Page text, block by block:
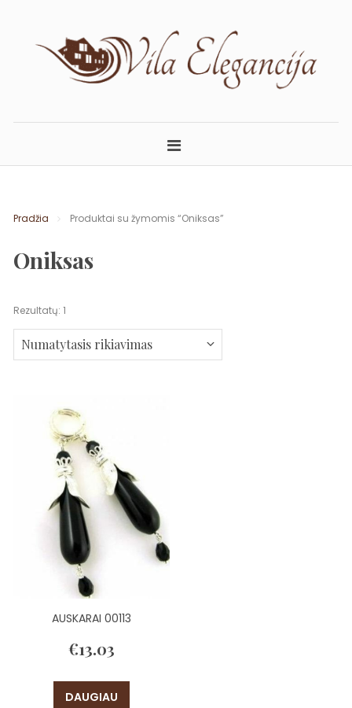
content
ELEGANCIJA.LT
Pradžia Produktai su žymomis “Oniksas”
Oniksas
Rezultatų: 1
AUSKARAI 00113
€13.03
DAUGIAU